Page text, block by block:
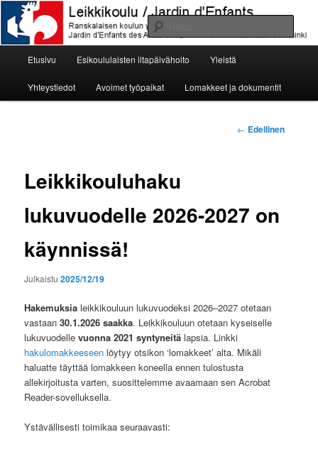
sisältöön
Leikkikoulu / Jardin d'Enfants
Ranskalaisen koulun ystävät ry:n leikkikoulu, Jardin d'Enfants des Amis de
l'Ecole Franco-Finlandaise de Helsinki
Etusivu Esikoululaisten iltapäivähoito Yleistä
Yhteystiedot Avoimet työpaikat Lomakkeet ja dokumentit
Artikkelien
← Edellinen
Leikkikouluhaku
lukuvuodelle 2026-2027 on
käynnissä!
Julkaistu2025/12/19
Hakemuksialeikkikouluun lukuvuodeksi 2026–2027 otetaan
vastaan30.1.2026 saakka. Leikkikouluun otetaan kyseiselle
lukuvuodellevuonna 2021 syntyneitä lapsia. Linkki
hakulomakkeeseen löytyy otsikon ‘lomakkeet’ alta. Mikäli
haluatte täyttää lomakkeen koneella ennen tulostusta
allekirjoitusta varten, suosittelemme avaamaan sen Acrobat
Reader-sovelluksella.
Ystävällisesti toimikaa seuraavasti: